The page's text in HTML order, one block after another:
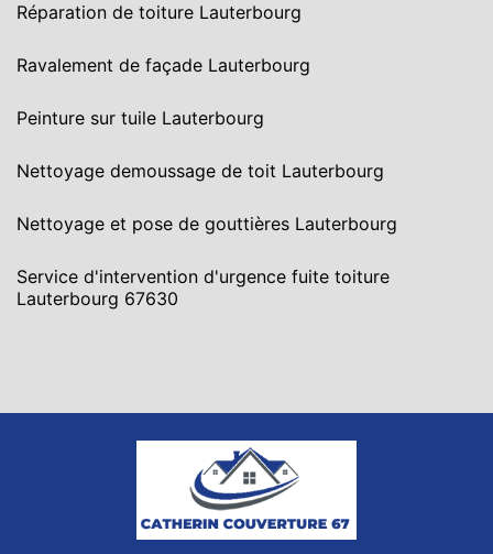
Réparation de toiture Lauterbourg
Ravalement de façade Lauterbourg
Peinture sur tuile Lauterbourg
Nettoyage demoussage de toit Lauterbourg
Nettoyage et pose de gouttières Lauterbourg
Service d'intervention d'urgence fuite toiture
Lauterbourg 67630